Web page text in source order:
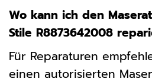
Wo kann ich den
Stile R8873642008
Für Reparaturen
einen autorisierten